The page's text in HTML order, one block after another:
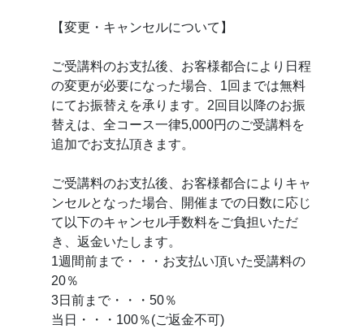
【変更・キャンセルについて】
ご受講料のお支払後、お客様都合により日程
の変更が必要になった場合、1回までは無料
にてお振替えを承ります。2回目以降のお振
替えは、全コース一律5,000円のご受講料を
追加でお支払頂きます。
ご受講料のお支払後、お客様都合によりキャ
ンセルとなった場合、開催までの日数に応じ
て以下のキャンセル手数料をご負担いただ
き、返金いたします。
1週間前まで・・・お支払い頂いた受講料の
20％
3日前まで・・・50％
当日・・・100％(ご返金不可)